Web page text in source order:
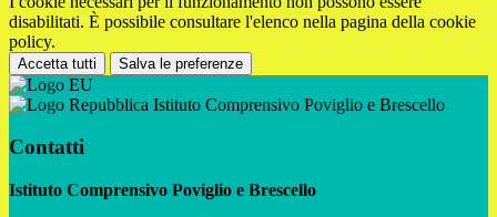
disabilitati. È possibile consultare l'elenco nella pagina della cookie
policy.
Accetta tutti Salva le preferenze
Istituto Comprensivo Poviglio e Brescello
Contatti
Istituto Comprensivo Poviglio e Brescello